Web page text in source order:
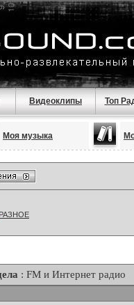
Видеоклипы Топ
Моя музыка
РАЗНОЕ
: FM и Интернет радио